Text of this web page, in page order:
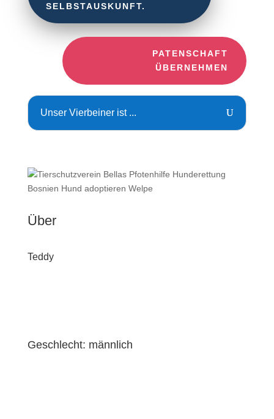
SELBSTAUSKUNFT.
PATENSCHAFT
ÜBERNEHMEN
Unser Vierbeiner ist ...
Über
Teddy
Geschlecht: männlich